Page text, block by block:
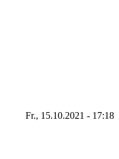
Fr., 15.10.2021 - 17:18